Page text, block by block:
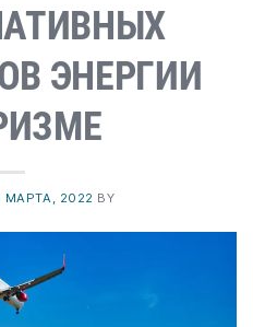
ЭНЕРГИИ
МАРТА, 2022 BY